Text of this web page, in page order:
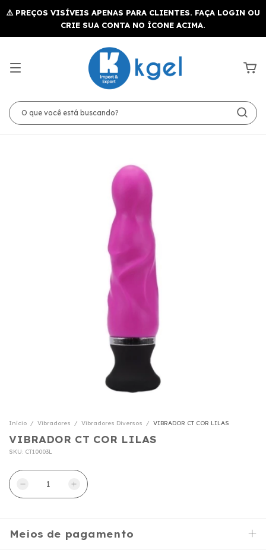
Início / Vibradores / Vibradores Diversos / VIBRADOR CT COR LILAS
VIBRADOR CT COR LILAS
SKU: CT10003L
Meios de pagamento